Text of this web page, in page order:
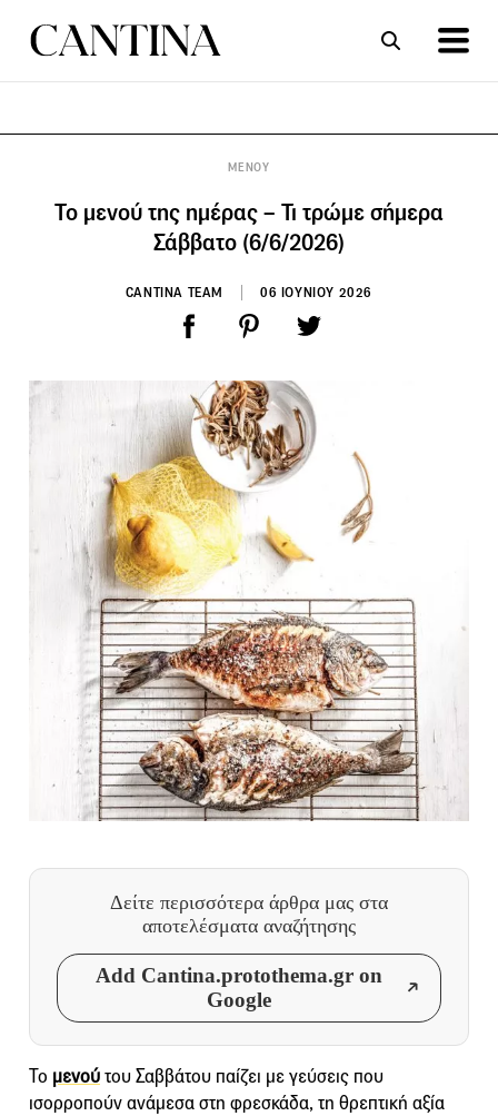
ΜΕΝΟΥ
Το μενού της ημέρας – Τι τρώμε σήμερα
Σάββατο (6/6/2026)
CANTINA TEAM 06 ΙΟΥΝΙΟΥ 2026
Δείτε περισσότερα άρθρα μας στα
αποτελέσματα αναζήτησης
Add Cantina.protothema.gr on
Google
Το μενούτου Σαββάτου παίζει με γεύσεις που
ισορροπούν ανάμεσα στη φρεσκάδα, τη θρεπτική αξία